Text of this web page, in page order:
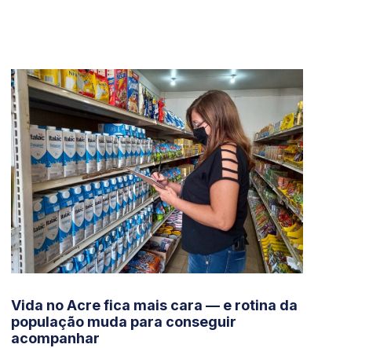
Vida no Acre fica mais cara — e rotina da
população muda para conseguir
acompanhar